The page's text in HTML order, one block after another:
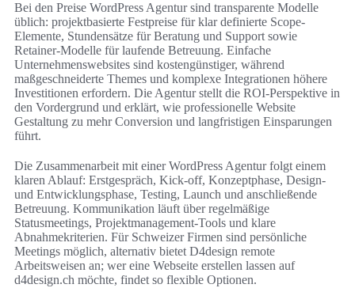
Bei den Preise WordPress Agentur sind transparente Modelle
üblich: projektbasierte Festpreise für klar definierte Scope-
Elemente, Stundensätze für Beratung und Support sowie
Retainer-Modelle für laufende Betreuung. Einfache
Unternehmenswebsites sind kostengünstiger, während
maßgeschneiderte Themes und komplexe Integrationen höhere
Investitionen erfordern. Die Agentur stellt die ROI-Perspektive in
den Vordergrund und erklärt, wie professionelle Website
Gestaltung zu mehr Conversion und langfristigen Einsparungen
führt.
Die Zusammenarbeit mit einer WordPress Agentur folgt einem
klaren Ablauf: Erstgespräch, Kick-off, Konzeptphase, Design-
und Entwicklungsphase, Testing, Launch und anschließende
Betreuung. Kommunikation läuft über regelmäßige
Statusmeetings, Projektmanagement-Tools und klare
Abnahmekriterien. Für Schweizer Firmen sind persönliche
Meetings möglich, alternativ bietet D4design remote
Arbeitsweisen an; wer eine Webseite erstellen lassen auf
d4design.ch möchte, findet so flexible Optionen.